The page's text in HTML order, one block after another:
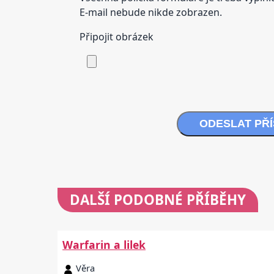
E-mail nebude nikde zobrazen.
Připojit obrázek
ODESLAT
DALŠÍ PODOBNÉ PŘÍBĚHY
Warfarin a lilek
Věra